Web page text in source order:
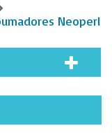
Neoperl